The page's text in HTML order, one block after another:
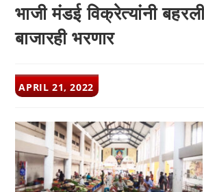
भाजी मंडई विक्रेत्यांनी
बाजारही भरणार
POST
PUBLISHED:
APRIL 21, 2022